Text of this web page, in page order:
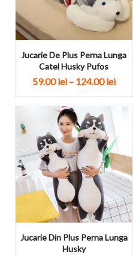
Jucarie De Plus Perna Lunga
Catel Husky Pufos
59.00lei– 124.00lei
Jucarie Din Plus Perna Lunga
Husky